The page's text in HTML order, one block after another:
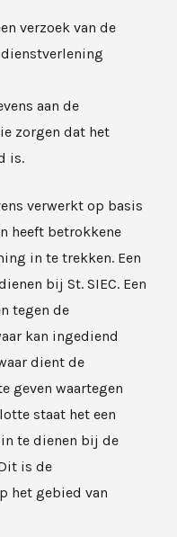
verzoek van de
aan de
zorgen dat het
is.
verwerkt op basis
heeft betrokkene
in te trekken. Een
bij St. SIEC. Een
tegen de
kan ingediend
dient de
geven waartegen
staat het een
te dienen bij de
is de
het gebied van